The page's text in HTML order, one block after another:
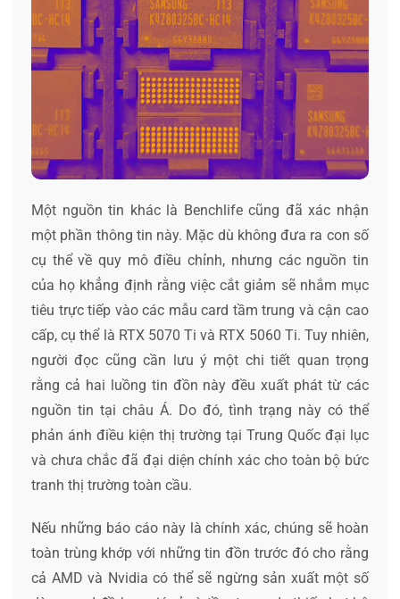
Một nguồn tin khác là Benchlife cũng đã xác nhận
một phần thông tin này. Mặc dù không đưa ra con số
cụ thể về quy mô điều chỉnh, nhưng các nguồn tin
của họ khẳng định rằng việc cắt giảm sẽ nhắm mục
tiêu trực tiếp vào các mẫu card tầm trung và cận cao
cấp, cụ thể là RTX 5070 Ti và RTX 5060 Ti. Tuy nhiên,
người đọc cũng cần lưu ý một chi tiết quan trọng
rằng cả hai luồng tin đồn này đều xuất phát từ các
nguồn tin tại châu Á. Do đó, tình trạng này có thể
phản ánh điều kiện thị trường tại Trung Quốc đại lục
và chưa chắc đã đại diện chính xác cho toàn bộ bức
tranh thị trường toàn cầu.
Nếu những báo cáo này là chính xác, chúng sẽ hoàn
toàn trùng khớp với những tin đồn trước đó cho rằng
cả AMD và Nvidia có thể sẽ ngừng sản xuất một số